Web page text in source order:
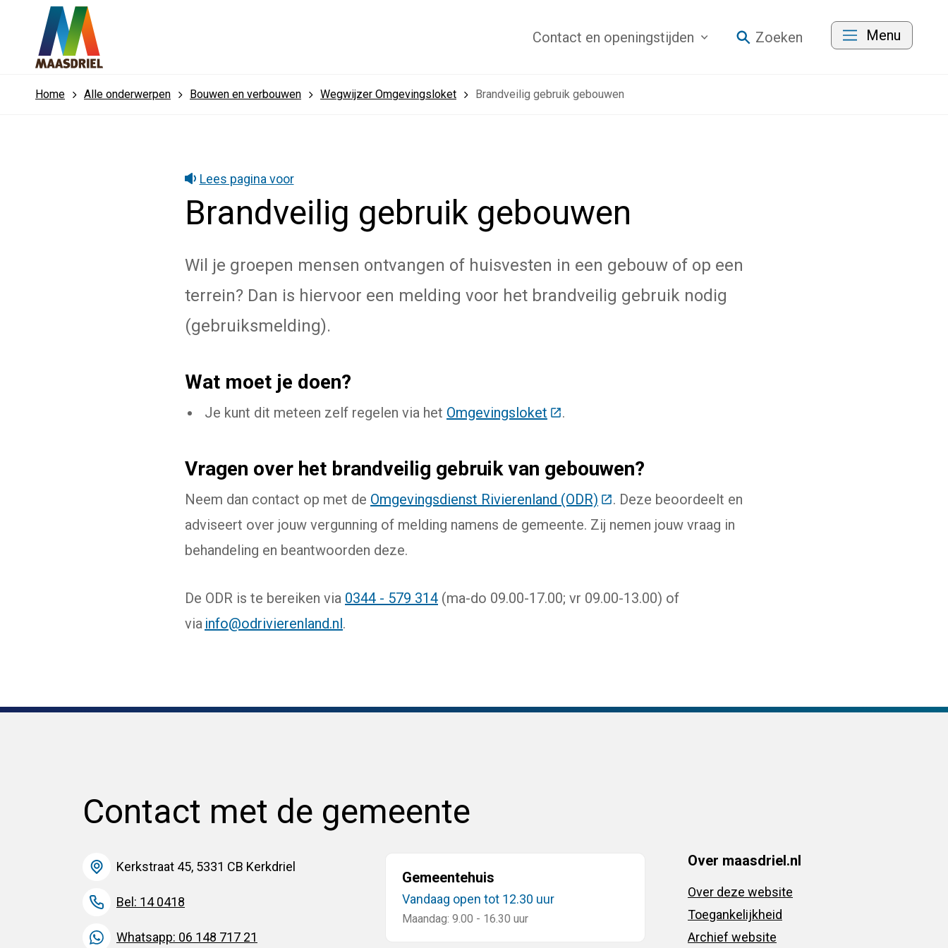
Contact en openingstijden Zoeken Menu
Home Alle onderwerpen Bouwen en verbouwen Wegwijzer Omgevingsloket Brandveilig gebruik gebouwen
Lees pagina voor
Brandveilig gebruik gebouwen
Wil je groepen mensen ontvangen of huisvesten in een gebouw of op een
terrein? Dan is hiervoor een melding voor het brandveilig gebruik nodig
(gebruiksmelding).
Wat moet je doen?
Je kunt dit meteen zelf regelen via het Omgevingsloket (Deze link gaat naar een externe website)
.
Vragen over het brandveilig gebruik van gebouwen?
Neem dan contact op met de Omgevingsdienst Rivierenland (ODR) (Deze link gaat naar een externe website)
. Deze beoordeelt en
adviseert over jouw vergunning of melding namens de gemeente. Zij nemen jouw vraag in
behandeling en beantwoorden deze.
De ODR is te bereiken via 0344 - 579 314 (ma-do 09.00-17.00; vr 09.00-13.00) of
via info@odrivierenland.nl.
Contact met de gemeente
Kerkstraat 45, 5331 CB Kerkdriel
Bel: 14 0418
Whatsapp: 06 148 717 21
Gemeentehuis
Vandaag open tot 12.30 uur
Maandag: 9.00 - 16.30 uur
Over maasdriel.nl
Over deze website
Toegankelijkheid
Archief website